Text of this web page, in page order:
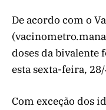
De acordo com o
doses da bivalente
esta sexta-feira,
Com exceção dos